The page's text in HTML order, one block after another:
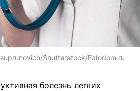
Shutterstock/Fotodom.ru
болезнь легких